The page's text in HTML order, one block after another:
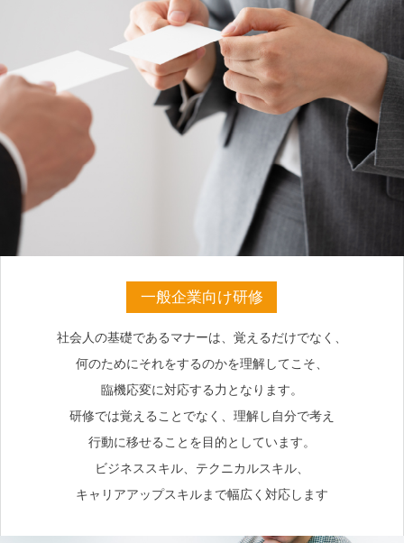
一般企業向け研修
社会人の基礎であるマナーは、覚えるだけでなく、
何のためにそれをするのかを理解してこそ、
臨機応変に対応する力となります。
研修では覚えることでなく、理解し自分で考え
行動に移せることを目的としています。
ビジネススキル、テクニカルスキル、
キャリアアップスキルまで幅広く対応します